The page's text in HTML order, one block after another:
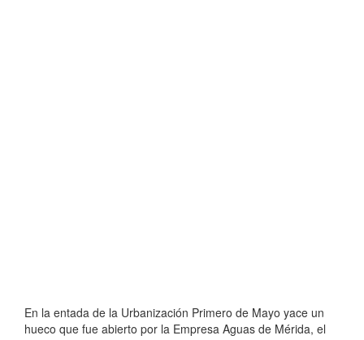
En la entada de la Urbanización Primero de Mayo yace un
hueco que fue abierto por la Empresa Aguas de Mérida, el